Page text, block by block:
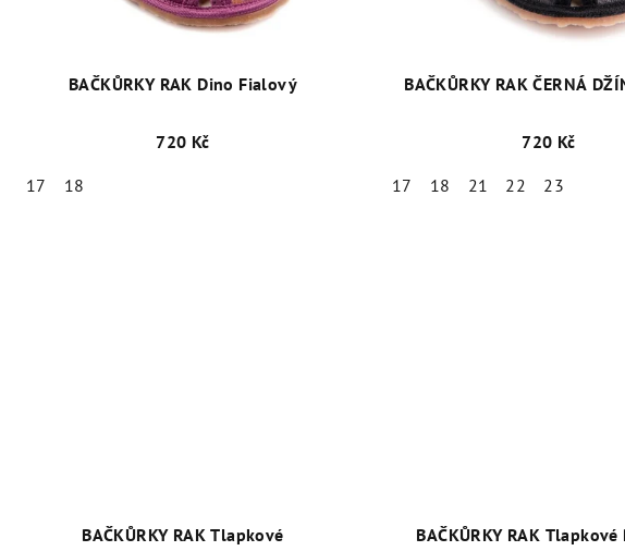
BAČKŮRKY RAK Dino Fialový
720 Kč
17
18
BAČKŮRKY RAK ČERNÁ
720 Kč
17
18 21 22 23
BAČKŮRKY RAK Tlapkové BAČKŮRKY RAK Tlapkové